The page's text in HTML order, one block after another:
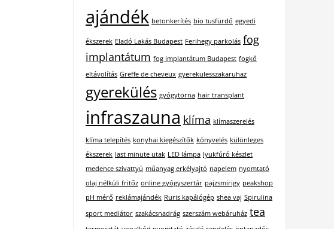
ajándék betonkerítés bio tusfürdő egyedi
ékszerek Eladó Lakás Budapest Ferihegy parkolás fog
implantátum fog implantátum Budapest fogkő
eltávolítás Greffe de cheveux gyerekulesszakaruhaz
gyerekülés gyógytorna hair transplant
infraszauna klíma klímaszerelés
klíma telepítés konyhai kiegészítők könyvelés különleges
ékszerek last minute utak LED lámpa lyukfúró készlet
medence szivattyú műanyag erkélyajtó napelem nyomtató
olaj nélküli fritőz online gyógyszertár pajzsmirigy peakshop
pH mérő reklámajándék Ruris kapálógép shea vaj Spirulina
sport mediátor szakácsnadrág szerszám webáruház tea